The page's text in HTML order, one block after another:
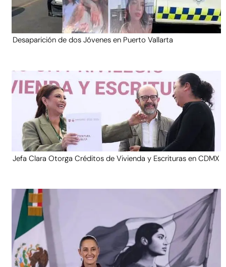
Desaparición de dos Jóvenes en Puerto Vallarta
Jefa Clara Otorga Créditos de Vivienda y Escrituras en CDMX